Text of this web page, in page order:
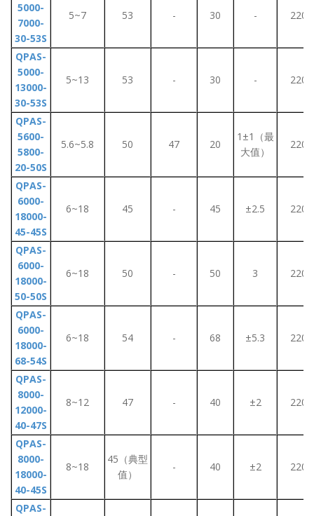
5000-
7000-
30-53S
5~7 53 - 30 - 220
QPAS-
5000-
13000-
30-53S
5~13 53 - 30 - 220
QPAS-
5600-
5800-
20-50S
5.6~5.8 50 47 20
1±1（最
大值）
220
QPAS-
6000-
18000-
45-45S
6~18 45 - 45 ±2.5 220
QPAS-
6000-
18000-
50-50S
6~18 50 - 50 3 220
QPAS-
6000-
18000-
68-54S
6~18 54 - 68 ±5.3 220
QPAS-
8000-
12000-
40-47S
8~12 47 - 40 ±2 220
QPAS-
8000-
18000-
40-45S
8~18
45（典型
值）
- 40 ±2 220
QPAS-